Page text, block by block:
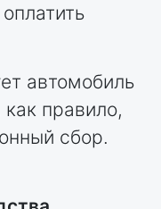
автомобиль
правило,
сбор.